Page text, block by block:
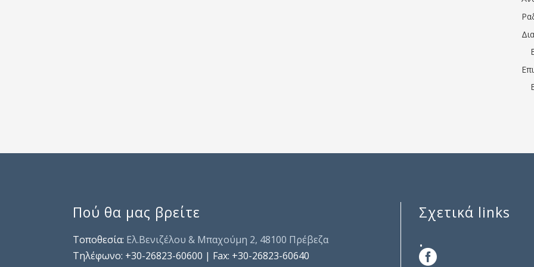
Πού θα μας βρείτε
Τοποθεσία: Ελ.Βενιζέλου & Μπαχούμη 2, 48100 Πρέβεζα
Τηλέφωνo: +30-26823-60600 | Fax: +30-26823-60640
Σχετικά links
.